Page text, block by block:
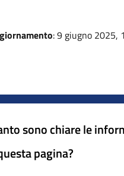
: 9 giugno 2025,
sono chiare le
pagina?